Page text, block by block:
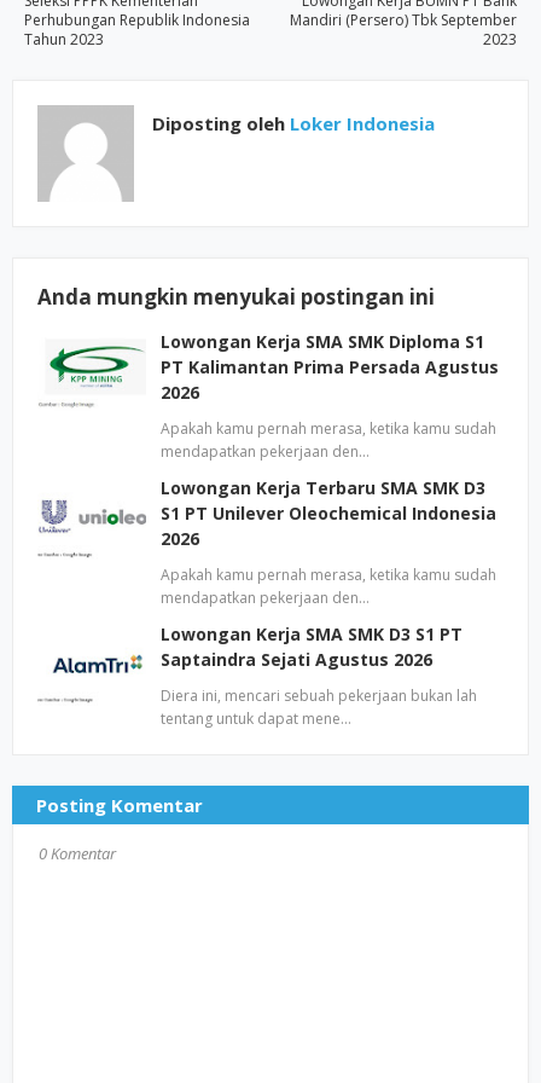
Mandiri (Persero) Tbk September
2023
Perhubungan Republik Indonesia
Tahun 2023
Diposting oleh Loker Indonesia
Anda mungkin menyukai postingan ini
Lowongan Kerja SMA SMK Diploma S1
PT Kalimantan Prima Persada Agustus
2026
Apakah kamu pernah merasa, ketika kamu sudah
mendapatkan pekerjaan den…
Lowongan Kerja Terbaru SMA SMK D3
S1 PT Unilever Oleochemical Indonesia
2026
Apakah kamu pernah merasa, ketika kamu sudah
mendapatkan pekerjaan den…
Lowongan Kerja SMA SMK D3 S1 PT
Saptaindra Sejati Agustus 2026
Diera ini, mencari sebuah pekerjaan bukan lah
tentang untuk dapat mene…
Posting Komentar
0 Komentar